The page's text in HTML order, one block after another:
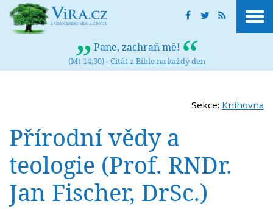
Pane, zachraň mě!
(Mt 14,30) -Citát z Bible na každý den
Sekce: Knihovna
Přírodní vědy a
teologie (Prof. RNDr.
Jan Fischer, DrSc.)